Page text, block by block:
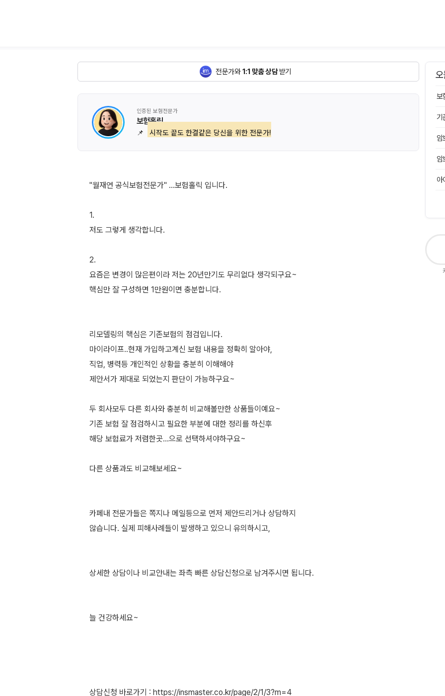
전문가와1:1 맞춤 상담받기
인증된 보험전문가
보험홀릭
📌 시작도 끝도 한결같은 당신을 위한 전문가!
"월재연 공식보험전문가" ...보험홀릭 입니다.
1.
저도 그렇게 생각합니다.
2.
요즘은 변경이 많은편이라 저는 20년만기도 무리없다 생각되구요~
핵심만 잘 구성하면 1만원이면 충분합니다.
리모델링의 핵심은 기존보험의 점검입니다.
마이라이프..현재 가입하고계신 보험 내용을 정확히 알아야,
직업, 병력등 개인적인 상황을 충분히 이해해야
제안서가 제대로 되었는지 판단이 가능하구요~
두 회사모두 다른 회사와 충분히 비교해볼만한 상품들이예요~
기존 보험 잘 점검하시고 필요한 부분에 대한 정리를 하신후
해당 보험료가 저렴한곳...으로 선택하셔야하구요~
다른 상품과도 비교해보세요~
카페내 전문가들은 쪽지나 메일등으로 먼저 제안드리거나 상담하지
않습니다. 실제 피해사례들이 발생하고 있으니 유의하시고,
상세한 상담이나 비교안내는 좌측 빠른 상담신청으로 남겨주시면 됩니다.
늘 건강하세요~
보
기
암
암
아